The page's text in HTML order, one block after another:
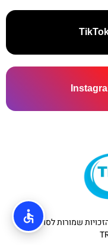
שמורות לסוכנות